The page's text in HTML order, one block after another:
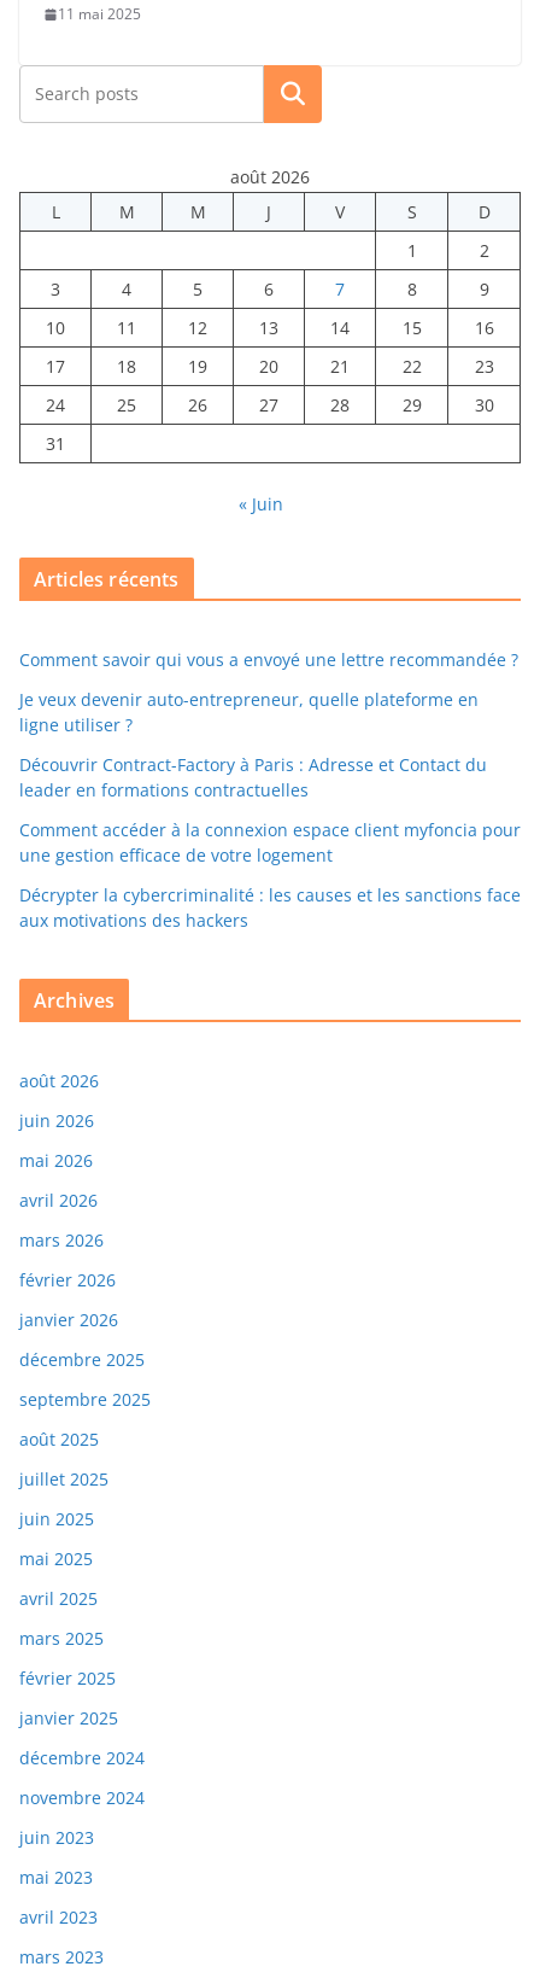
11 mai 2025
Rechercher
août 2026
L
M M J V S
D
1
2
3
4 5 6 7 8
9
10
11 12 13 14 15
16
17
18 19 20 21 22
23
24
25 26 27 28 29
30
31
« Juin
Articles récents
Comment savoir qui vous a envoyé une lettre recommandée ?
Je veux devenir auto-entrepreneur, quelle plateforme en
ligne utiliser ?
Découvrir Contract-Factory à Paris : Adresse et Contact du
leader en formations contractuelles
Comment accéder à la connexion espace client myfoncia pour
une gestion efficace de votre logement
Décrypter la cybercriminalité : les causes et les sanctions face
aux motivations des hackers
Archives
août 2026
juin 2026
mai 2026
avril 2026
mars 2026
février 2026
janvier 2026
décembre 2025
septembre 2025
août 2025
juillet 2025
juin 2025
mai 2025
avril 2025
mars 2025
février 2025
janvier 2025
décembre 2024
novembre 2024
juin 2023
mai 2023
avril 2023
mars 2023